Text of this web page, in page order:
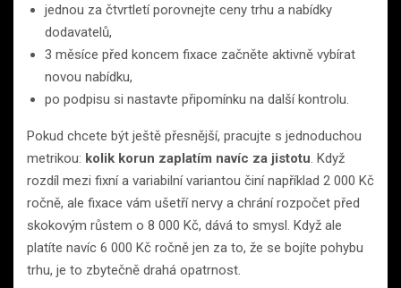
jednou za čtvrtletí porovnejte ceny trhu a nabídky
dodavatelů,
3 měsíce před koncem fixace začněte aktivně vybírat
novou nabídku,
po podpisu si nastavte připomínku na další kontrolu.
Pokud chcete být ještě přesnější, pracujte s jednoduchou
metrikou: kolik korun zaplatím navíc za jistotu . Když
rozdíl mezi fixní a variabilní variantou činí například 2 000 Kč
ročně, ale fixace vám ušetří nervy a chrání rozpočet před
skokovým růstem o 8 000 Kč, dává to smysl. Když ale
platíte navíc 6 000 Kč ročně jen za to, že se bojíte pohybu
trhu, je to zbytečně drahá opatrnost.